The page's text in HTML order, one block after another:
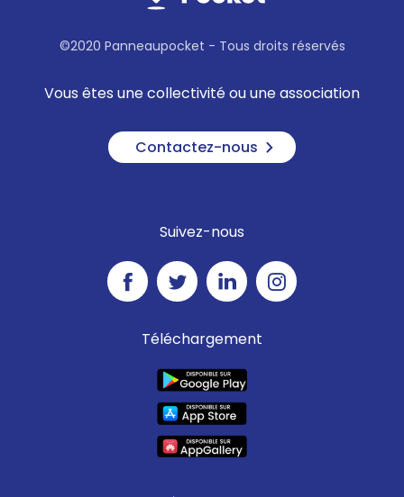
©2020 Panneaupocket - Tous droits réservés
Vous êtes une collectivité ou une association
Contactez-nous
Suivez-nous
Téléchargement